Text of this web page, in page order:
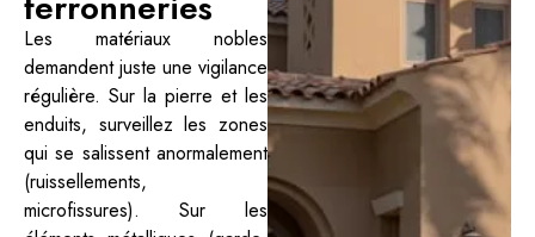
Les matériaux nobles
demandent juste une vigilance
régulière. Sur la pierre et les
enduits, surveillez les zones
qui se salissent anormalement
(ruissellements,
microfissures). Sur les